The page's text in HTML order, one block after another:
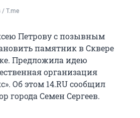
/ T.me
Петрову с позывным
памятник в Сквере
Предложила идею
организация
Об этом 14.RU сообщил
города Семен Сергеев.